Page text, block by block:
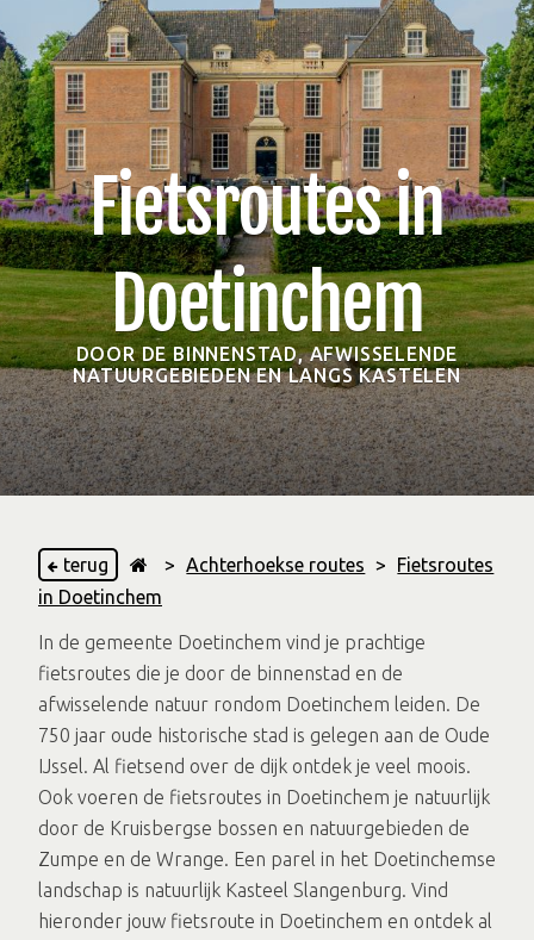
Fietsroutes in
Doetinchem
DOOR DE BINNENSTAD, AFWISSELENDE
NATUURGEBIEDEN EN LANGS KASTELEN
terug > Achterhoekse routes >
Fietsroutes
in Doetinchem
In de gemeente Doetinchem vind je prachtige
fietsroutes die je door de binnenstad en de
afwisselende natuur rondom Doetinchem leiden. De
750 jaar oude historische stad is gelegen aan de Oude
IJssel. Al fietsend over de dijk ontdek je veel moois.
Ook voeren de fietsroutes in Doetinchem je natuurlijk
door de Kruisbergse bossen en natuurgebieden de
Zumpe en de Wrange. Een parel in het Doetinchemse
landschap is natuurlijk Kasteel Slangenburg. Vind
hieronder jouw fietsroute in Doetinchem en ontdek al